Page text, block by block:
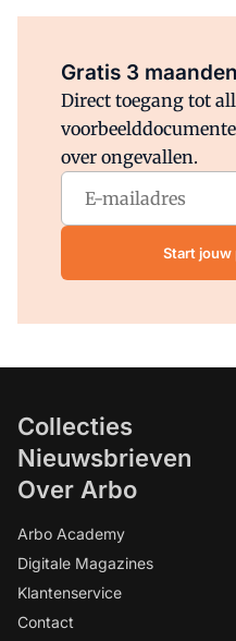
Gratis 3
Direct toegang tot
over ongevallen.
Start
Collecties
Nieuwsbrieven
Over Arbo
Arbo Academy
Digitale Magazines
Klantenservice
Contact